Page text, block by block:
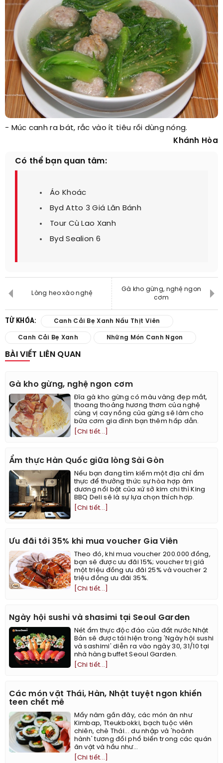
- Múc canh ra bát, rắc vào ít tiêu rồi dùng nóng.
Khánh Hòa
Có thể bạn quan tâm:
Áo Khoác
Byd Atto 3 Giá Lăn Bánh
Tour Cù Lao Xanh
Byd Sealion 6
Lòng heo xào nghệ
Gà kho gừng, nghệ ngon
cơm
TỪ KHÓA: Canh Cải Bẹ Xanh Nấu Thịt Viên
Canh Cải Bẹ Xanh Những Món Canh Ngon
BÀI VIẾT LIÊN QUAN
Gà kho gừng, nghệ ngon cơm
Đĩa gà kho gừng có màu vàng đẹp mắt,
thoang thoảng hương thơm của nghệ
cùng vị cay nồng của gừng sẽ làm cho
bữa cơm gia đình bạn thêm hấp dẫn.
[Chi tiết...]
Ẩm thực Hàn Quốc giữa lòng Sài Gòn
Nếu bạn đang tìm kiếm một địa chỉ ẩm
thực để thưởng thức sự hòa hợp âm
dương nổi bật của xứ sở kim chi thì King
BBQ Deli sẽ là sự lựa chọn thích hợp.
[Chi tiết...]
Ưu đãi tới 35% khi mua voucher Gia Viên
Theo đó, khi mua voucher 200.000 đồng,
bạn sẽ được ưu đãi 15%; voucher trị giá
một triệu đồng ưu đãi 25% và voucher 2
triệu đồng ưu đãi 35%.
[Chi tiết...]
Ngày hội sushi và shasimi tại Seoul Garden
Nét ẩm thực độc đáo của đất nước Nhật
Bản sẽ được tái hiện trong 'Ngày hội sushi
và sashimi' diễn ra vào ngày 30, 31/10 tại
nhà hàng buffet Seoul Garden.
[Chi tiết...]
Các món vặt Thái, Hàn, Nhật tuyệt ngon khiến
teen chết mê
Mấy năm gần đây, các món ăn như
Kimbap, Tteukbokki, bạch tuộc viên
chiên, chè Thái... du nhập và 'hoành
hành' tương đối phổ biến trong các quán
ăn vặt và hầu như...
[Chi tiết...]